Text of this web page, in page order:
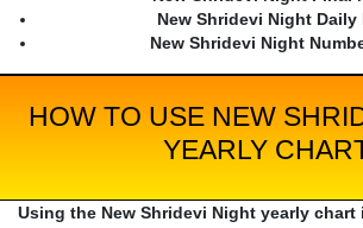
New Shridevi Night Daily
New Shridevi Night
HOW TO USE NEW
YEARLY
Using the New Shridevi Night yearly chart